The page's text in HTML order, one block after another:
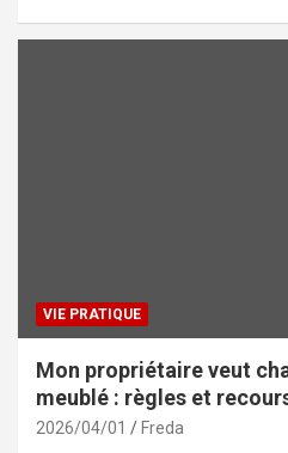
VIE PRATIQUE
Mon propriétaire veut
meublé : règles et
2026/04/01 Freda